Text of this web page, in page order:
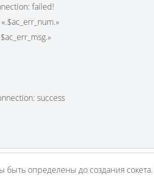
failed!
success
быть определены до создания